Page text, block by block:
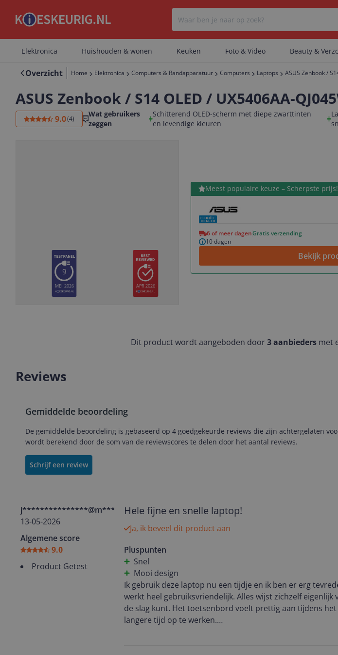
Er zijn geen producten
Elektronica Huishouden & wonen Keuken Foto & Video Beauty &
Overzicht Home Elektronica Computers & Randapparatuur Computers Laptops ASUS Zenbook /
ASUS Zenbook / S14 OLED / UX5406AA-
9.0(4)
Wat gebruikers
zeggen
Schitterend OLED-scherm met diepe zwarttinten
en levendige kleuren
9
MEI 2026 APR 2026
Meest populaire keuze – Scherpste prijs!
6 of meer dagenGratis verzending
10 dagen
Bekijk
Bekijk product
Dit product wordt aangeboden door3aanbieders met
Reviews
Gemiddelde beoordeling
De gemiddelde beoordeling is gebaseerd op 4 goedgekeurde reviews die zijn achtergelaten
wordt berekend door de som van de reviewscores te delen door het aantal reviews.
Schrijf een review
j***************@m*****
13-05-2026
Algemene score
9.0
Product Getest
Hele fijne en snelle laptop!
Ik gebruik deze laptop nu een tijdje en ik ben er erg
werkt heel gebruiksvriendelijk. Alles wijst zichzelf eigenlijk
de slag kunt. Het toetsenbord voelt prettig aan tijdens
langere tijd op te werken.
Pluspunten
Snel
Mooi design
Ja, ik beveel dit product aan